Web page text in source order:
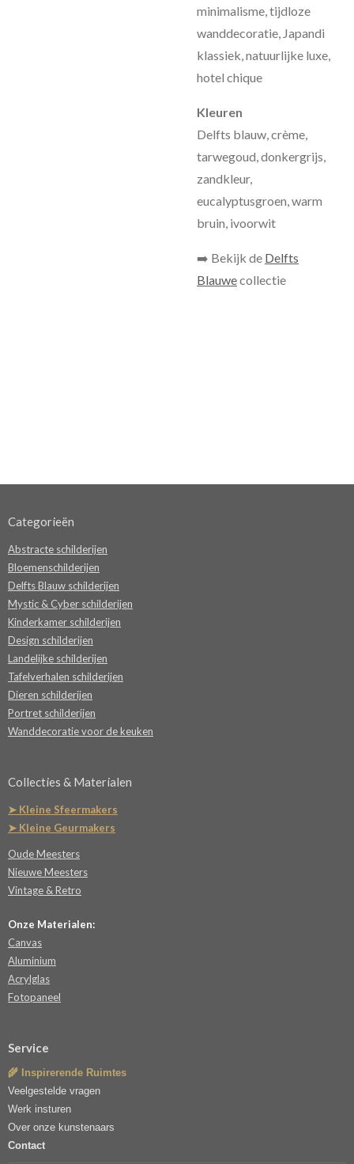
minimalisme, tijdloze
wanddecoratie, Japandi
klassiek, natuurlijke luxe,
hotel chique
Kleuren
Delfts blauw, crème,
tarwegoud, donkergrijs,
zandkleur,
eucalyptusgroen, warm
bruin, ivoorwit
➡️ Bekijk de Delfts
Blauwecollectie
Categorieën
Abstracte schilderijen
Bloemenschilderijen
Delfts Blauw schilderijen
Mystic & Cyber schilderijen
Kinderkamer schilderijen
Design schilderijen
Landelijke schilderijen
Tafelverhalen schilderijen
Dieren schilderijen
Portret schilderijen
Wanddecoratie voor de keuken
Collecties & Materialen
➤ Kleine Sfeermakers
➤ Kleine Geurmakers
Oude Meesters
Nieuwe Meesters
Vintage & Retro
Onze Materialen:
Canvas
Aluminium
Acrylglas
Fotopaneel
Service
🌾 Inspirerende Ruimtes
Veelgestelde vragen
Werk insturen
Over onze kunstenaars
Contact